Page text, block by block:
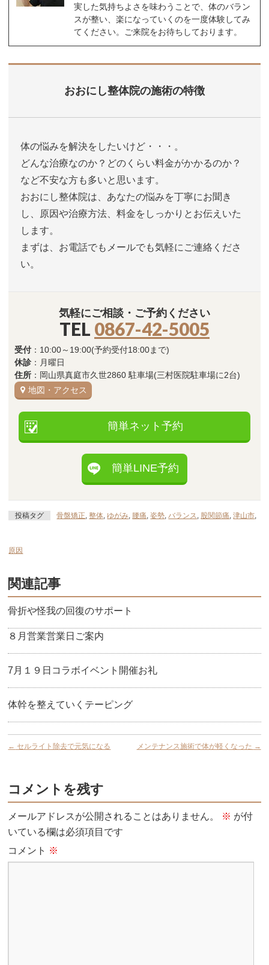
実した気持ちよさを味わうことで、体のバラン
スが整い、楽になっていくのを一度体験してみ
てください。ご来院をお待ちしております。
おおにし整体院の施術の特徴
体の悩みを解決をしたいけど・・・。
どんな治療なのか？どのくらい料金がかかるのか？
など不安な方も多いと思います。
おおにし整体院は、あなたの悩みを丁寧にお聞き
し、原因や治療方法、料金をしっかりとお伝えいた
します。
まずは、お電話でもメールでも気軽にご連絡くださ
い。
気軽にご相談・ご予約ください
TEL 0867-42-5005
受付 ：10:00～19:00(予約受付18:00まで)
休診 ：月曜日
住所 ：岡山県真庭市久世2860 駐車場(三村医院駐車場に2台)
地図・アクセス
簡単ネット予約
簡単LINE予約
投稿タグ 骨盤矯正,整体,ゆがみ, 腰痛,姿勢,バランス, 股関節痛,津山市,
原因
関連記事
骨折や怪我の回復のサポート
８月営業営業日ご案内
7月１９日コラボイベント開催お礼
体幹を整えていくテーピング
← セルライト除去で元気になる メンテナンス施術で体が軽くなった →
コメントを残す
メールアドレスが公開されることはありません。 ※ が付
いている欄は必須項目です
コメント ※